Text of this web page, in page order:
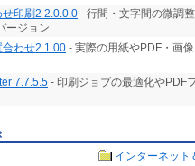
せ印刷2 2.0.0.0 - 行間・文字間の微調
ージョン
わせ2 1.00 - 実際の用紙やPDF・画
7.7.5.5 - 印刷ジョブの最適化やPDF
インターネット